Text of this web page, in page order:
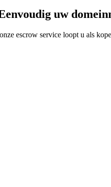
uw
escrow service loopt u als